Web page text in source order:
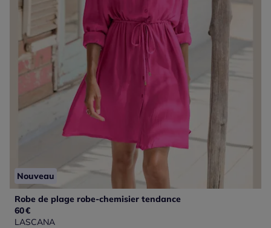
Nouveau
Robe de plage robe-chemisier tendance
60€
LASCANA